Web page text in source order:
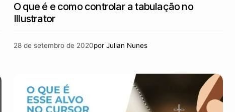
O que é e como controlar a tabulação no
Illustrator
28 de setembro de 2020por Julian Nunes